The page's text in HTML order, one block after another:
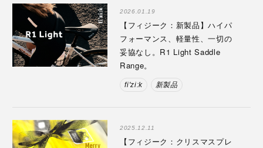
2026.01.19
【フィジーク：新製品】ハイパ
フォーマンス、軽量性、一切の
妥協なし。R1 Light Saddle
Range。
fi'zi:k 新製品
2025.12.11
【フィジーク：クリスマスプレ